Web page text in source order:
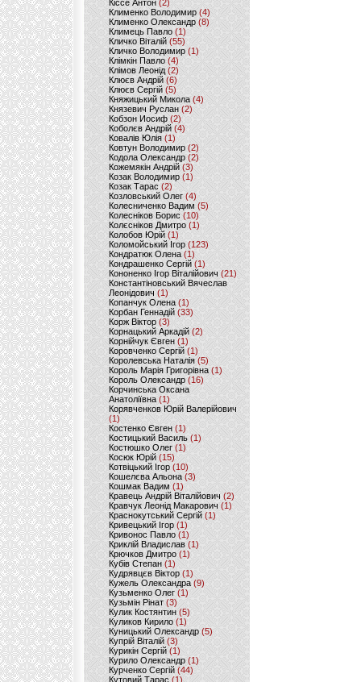
Кіссе Антон (2)
Клименко Володимир(4)
Клименко Олександр (8)
Климець Павло (1)
Кличко Віталій(55)
Кличко Володимир (1)
Клімкін Павло (4)
Клімов Леонід(2)
Клюєв Андрій(6)
Клюєв Сергій (5)
Княжицький Микола(4)
Князевич Руслан (2)
Кобзон Иосиф(2)
Коболєв Андрій (4)
Ковалів Юлія(1)
Ковтун Володимир (2)
Кодола Олександр (2)
Кожемякін Андрій (3)
Козак Володимир (1)
Козак Тарас (2)
Козловський Олег(4)
Колесниченко Вадим (5)
Колесніков Борис (10)
Колєсніков Дмитро (1)
Колобов Юрій (1)
Коломойський Ігор (123)
Кондратюк Олена(1)
Кондрашенко Сергій (1)
Кононенко Ігор Віталійович (21)
Константіновський Вячеслав
Леонідович (1)
Копанчук Олена (1)
Корбан Геннадій (33)
Корж Віктор (3)
Корнацький Аркадій (2)
Корнійчук Євген (1)
Коровченко Сергій (1)
Королевська Наталія(5)
Король Марія Григорівна (1)
Король Олександр (16)
Корчинська Оксана
Анатоліївна (1)
Корявченков Юрій Валерійович
(1)
Костенко Євген (1)
Костицький Василь (1)
Костюшко Олег (1)
Косюк Юрій (15)
Котвіцький Ігор (10)
Кошелєва Альона(3)
Кошмак Вадим (1)
Кравець Андрій Віталійович (2)
Кравчук Леонід Макарович (1)
Краснокутський Сергій (1)
Кривецький Ігор (1)
Кривонос Павло (1)
Криклій Владислав (1)
Крючков Дмитро(1)
Кубів Степан(1)
Кудрявцєв Віктор (1)
Кужель Олександра (9)
Кузьменко Олег (1)
Кузьмін Рінат(3)
Кулик Костянтин(5)
Куликов Кирило (1)
Куницький Олександр (5)
Купрій Віталій (3)
Курикін Сергій(1)
Курило Олександр (1)
Курченко Сергій (44)
Кутовий Тарас (1)